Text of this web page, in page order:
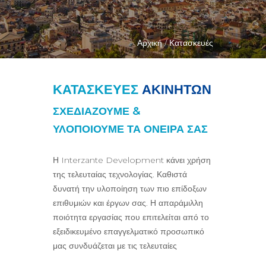
Αρχική / Κατασκευές
ΚΑΤΑΣΚΕΥΕΣ ΑΚΙΝΗΤΩΝ
ΣΧΕΔΙΑΖΟΥΜΕ &
ΥΛΟΠΟΙΟΥΜΕ ΤΑ ΟΝΕΙΡΑ ΣΑΣ
Η Interzante Development κάνει χρήση
της τελευταίας τεχνολογίας. Καθιστά
δυνατή την υλοποίηση των πιο επίδοξων
επιθυμιών και έργων σας. Η απαράμιλλη
ποιότητα εργασίας που επιτελείται από το
εξειδικευμένο επαγγελματικό προσωπικό
μας συνδυάζεται με τις τελευταίες